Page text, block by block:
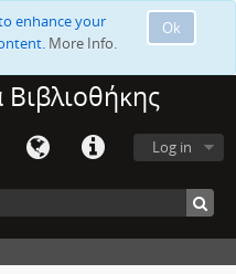
Ok
enhance your
More Info.
Βιβλιοθήκης
Log in